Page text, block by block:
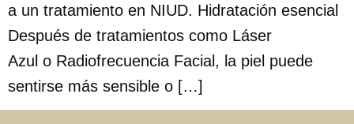
a un tratamiento en NIUD. Hidratación esencial
Después de tratamientos como Láser
Azul o Radiofrecuencia Facial, la piel puede
sentirse más sensible o […]